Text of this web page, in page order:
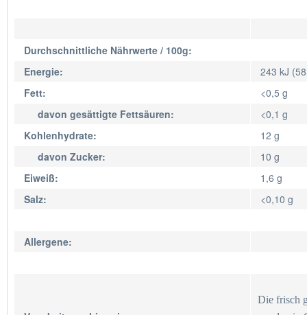
Durchschnittliche Nährwerte / 100g:
Energie:
243 kJ
Fett:
<0,5 g
davon gesättigte Fettsäuren:
<0,1 g
Kohlenhydrate:
12 g
davon Zucker:
10 g
Eiweiß:
1,6 g
Salz:
<0,10 g
Allergene:
Die frisch